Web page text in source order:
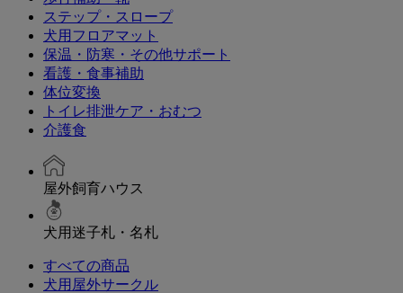
ステップ・スロープ
犬用フロアマット
保温・防寒・その他サポート
看護・食事補助
体位変換
トイレ排泄ケア・おむつ
介護食
屋外飼育ハウス
犬用迷子札・名札
すべての商品
犬用屋外サークル